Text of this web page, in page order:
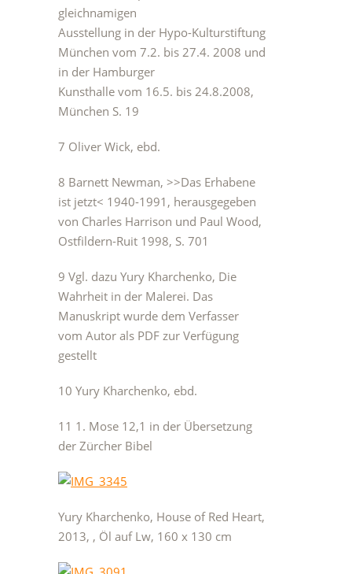
gleichnamigen
Ausstellung in der Hypo-Kulturstiftung
München vom 7.2. bis 27.4. 2008 und
in der Hamburger
Kunsthalle vom 16.5. bis 24.8.2008,
München S. 19
7 Oliver Wick, ebd.
8 Barnett Newman, >>Das Erhabene
ist jetzt< 1940-1991, herausgegeben
von Charles Harrison und Paul Wood,
Ostfildern-Ruit 1998, S. 701
9 Vgl. dazu Yury Kharchenko, Die
Wahrheit in der Malerei. Das
Manuskript wurde dem Verfasser
vom Autor als PDF zur Verfügung
gestellt
10 Yury Kharchenko, ebd.
11 1. Mose 12,1 in der Übersetzung
der Zürcher Bibel
Yury Kharchenko, House of Red Heart,
2013, , Öl auf Lw, 160 x 130 cm